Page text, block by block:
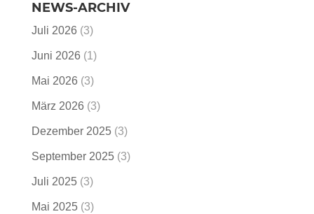
NEWS-ARCHIV
Juli 2026 (3)
Juni 2026 (1)
Mai 2026 (3)
März 2026 (3)
Dezember 2025(3)
September 2025(3)
Juli 2025(3)
Mai 2025(3)